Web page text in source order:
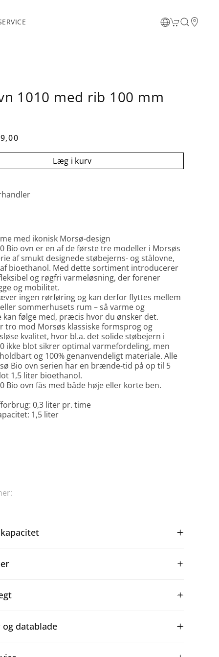
1010 med rib 100 mm
Læg i kurv
med ikonisk Morsø-design
Bio ovn er en af de første tre modeller i Morsøs
af smukt designede støbejerns- og stålovne,
bioethanol. Med dette sortiment introducerer
og røgfri varmeløsning, der forener
og mobilitet.
ingen rørføring og kan derfor flyttes mellem
sommerhusets rum – så varme og
følge med, præcis hvor du ønsker det.
tro mod Morsøs klassiske formsprog og
kvalitet, hvor bl.a. det solide støbejern i
ikke blot sikrer optimal varmefordeling, men
og 100% genanvendeligt materiale. Alle
Bio ovn serien har en brænde-tid på op til 5
1,5 liter bioethanol.
Bio ovn fås med både høje eller korte ben.
0,3 liter pr. time
1,5 liter
datablade